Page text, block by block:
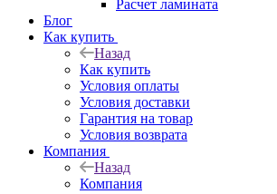
Расчет ламината
Блог
Как купить
Назад
Как купить
Условия оплаты
Условия доставки
Гарантия на товар
Условия возврата
Компания
Назад
Компания